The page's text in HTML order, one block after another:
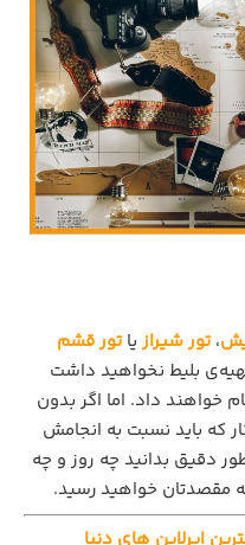
،تور شیراز یاتور قشم
بلیط نخواهید داشت
خواهند داد. اما اگر بدون
که باید نسبت به انجامش
دقیق بدانید چه روز و چه
مقصدتان خواهید رسید.